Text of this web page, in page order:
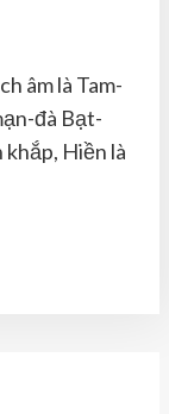
âm là Tam-
đà Bạt-
khắp, Hiền là